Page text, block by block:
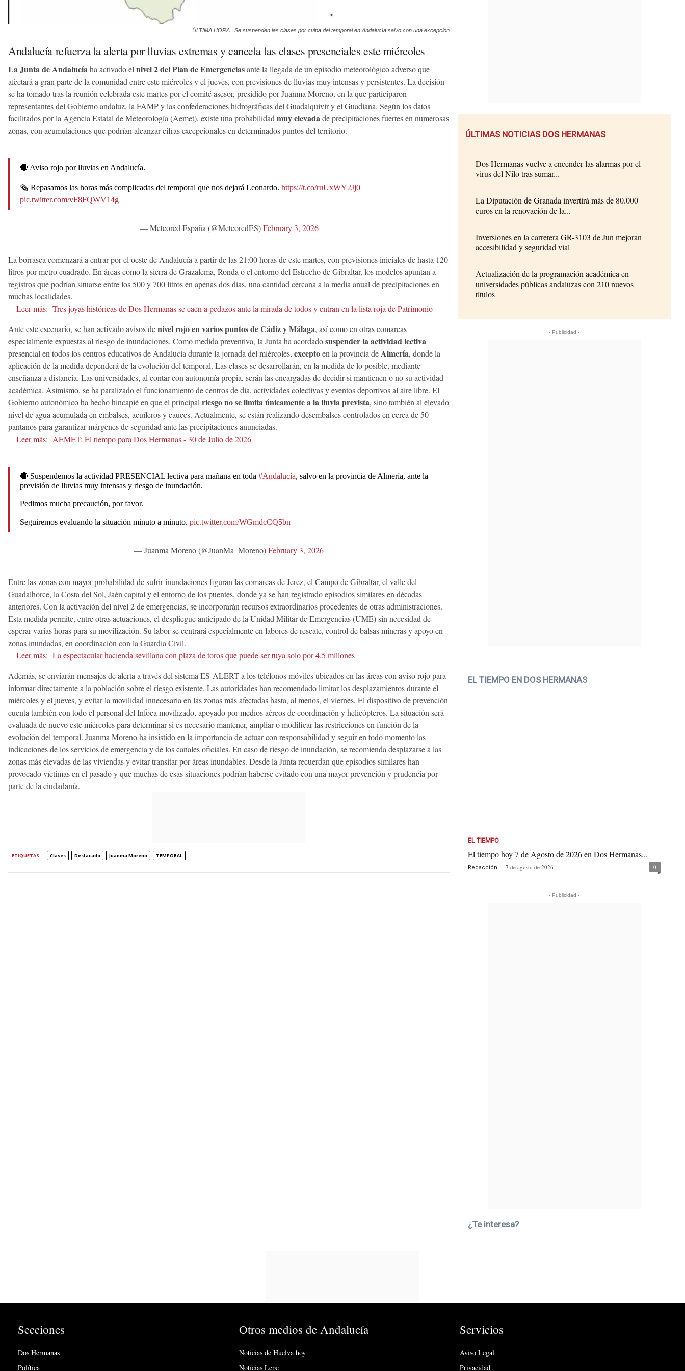
ÚLTIMA HORA | Se suspenden las clases por culpa del temporal en Andalucía salvo con una excepción
Andalucía refuerza la alerta por lluvias extremas y cancela las clases presenciales este miércoles
La Junta de Andalucíaha activado elnivel 2 del Plan de Emergenciasante la llegada de un episodio meteorológico adverso que
afectará a gran parte de la comunidad entre este miércoles y el jueves, con previsiones de lluvias muy intensas y persistentes. La decisión
se ha tomado tras la reunión celebrada este martes por el comité asesor, presidido por Juanma Moreno, en la que participaron
representantes del Gobierno andaluz, la FAMP y las confederaciones hidrográficas del Guadalquivir y el Guadiana. Según los datos
facilitados por la Agencia Estatal de Meteorología (Aemet), existe una probabilidadmuy elevadade precipitaciones fuertes en numerosas
zonas, con acumulaciones que podrían alcanzar cifras excepcionales en determinados puntos del territorio.
🔴 Aviso rojo por lluvias en Andalucía.
🗞️ Repasamos las horas más complicadas del temporal que nos dejará Leonardo. https://t.co/ruUxWY2Jj0
pic.twitter.com/vF8FQWV14g
— Meteored España (@MeteoredES)February 3, 2026
La borrasca comenzará a entrar por el oeste de Andalucía a partir de las 21:00 horas de este martes, con previsiones iniciales de hasta 120
litros por metro cuadrado. En áreas como la sierra de Grazalema, Ronda o el entorno del Estrecho de Gibraltar, los modelos apuntan a
registros que podrían situarse entre los 500 y 700 litros en apenas dos días, una cantidad cercana a la media anual de precipitaciones en
muchas localidades.
Leer más: Tres joyas históricas de Dos Hermanas se caen a pedazos ante la mirada de todos y entran en la lista roja de Patrimonio
Ante este escenario, se han activado avisos denivel rojo en varios puntos de Cádiz y Málaga, así como en otras comarcas
especialmente expuestas al riesgo de inundaciones. Como medida preventiva, la Junta ha acordadosuspender la actividad lectiva
presencial en todos los centros educativos de Andalucía durante la jornada del miércoles, exceptoen la provincia deAlmería, donde la
aplicación de la medida dependerá de la evolución del temporal. Las clases se desarrollarán, en la medida de lo posible, mediante
enseñanza a distancia. Las universidades, al contar con autonomía propia, serán las encargadas de decidir si mantienen o no su actividad
académica. Asimismo, se ha paralizado el funcionamiento de centros de día, actividades colectivas y eventos deportivos al aire libre. El
Gobierno autonómico ha hecho hincapié en que el principalriesgo no se limita únicamente a la lluvia prevista, sino también al elevado
nivel de agua acumulada en embalses, acuíferos y cauces. Actualmente, se están realizando desembalses controlados en cerca de 50
pantanos para garantizar márgenes de seguridad ante las precipitaciones anunciadas.
Leer más: AEMET: El tiempo para Dos Hermanas - 30 de Julio de 2026
🔴 Suspendemos la actividad PRESENCIAL lectiva para mañana en toda #Andalucía, salvo en la provincia de Almería, ante la
previsión de lluvias muy intensas y riesgo de inundación.
Pedimos mucha precaución, por favor.
Seguiremos evaluando la situación minuto a minuto. pic.twitter.com/WGmdcCQ5bn
— Juanma Moreno (@JuanMa_Moreno)February 3, 2026
Entre las zonas con mayor probabilidad de sufrir inundaciones figuran las comarcas de Jerez, el Campo de Gibraltar, el valle del
Guadalhorce, la Costa del Sol, Jaén capital y el entorno de los puentes, donde ya se han registrado episodios similares en décadas
anteriores. Con la activación del nivel 2 de emergencias, se incorporarán recursos extraordinarios procedentes de otras administraciones.
Esta medida permite, entre otras actuaciones, el despliegue anticipado de la Unidad Militar de Emergencias (UME) sin necesidad de
esperar varias horas para su movilización. Su labor se centrará especialmente en labores de rescate, control de balsas mineras y apoyo en
zonas inundadas, en coordinación con la Guardia Civil.
Leer más: La espectacular hacienda sevillana con plaza de toros que puede ser tuya solo por 4,5 millones
Además, se enviarán mensajes de alerta a través del sistema ES-ALERT a los teléfonos móviles ubicados en las áreas con aviso rojo para
informar directamente a la población sobre el riesgo existente. Las autoridades han recomendado limitar los desplazamientos durante el
miércoles y el jueves, y evitar la movilidad innecesaria en las zonas más afectadas hasta, al menos, el viernes. El dispositivo de prevención
cuenta también con todo el personal del Infoca movilizado, apoyado por medios aéreos de coordinación y helicópteros. La situación será
evaluada de nuevo este miércoles para determinar si es necesario mantener, ampliar o modificar las restricciones en función de la
evolución del temporal. Juanma Moreno ha insistido en la importancia de actuar con responsabilidad y seguir en todo momento las
indicaciones de los servicios de emergencia y de los canales oficiales. En caso de riesgo de inundación, se recomienda desplazarse a las
zonas más elevadas de las viviendas y evitar transitar por áreas inundables. Desde la Junta recuerdan que episodios similares han
provocado víctimas en el pasado y que muchas de esas situaciones podrían haberse evitado con una mayor prevención y prudencia por
parte de la ciudadanía.
ETIQUETAS Clases Destacado Juanma Moreno TEMPORAL
ÚLTIMAS NOTICIAS DOS HERMANAS
Dos Hermanas vuelve a encender las alarmas por el
virus del Nilo tras sumar...
La Diputación de Granada invertirá más de 80.000
euros en la renovación de la...
Inversiones en la carretera GR-3103 de Jun mejoran
accesibilidad y seguridad vial
Actualización de la programación académica en
universidades públicas andaluzas con 210 nuevos
títulos
- Publicidad -
EL TIEMPO EN DOS HERMANAS
EL TIEMPO
El tiempo hoy 7 de Agosto de 2026 en Dos Hermanas...
Redacción - 7 de agosto de 2026 0
- Publicidad -
¿Te interesa?
Secciones
Dos Hermanas
Política
Otros medios de Andalucía
Noticias de Huelva hoy
Noticias Lepe
Servicios
Aviso Legal
Privacidad